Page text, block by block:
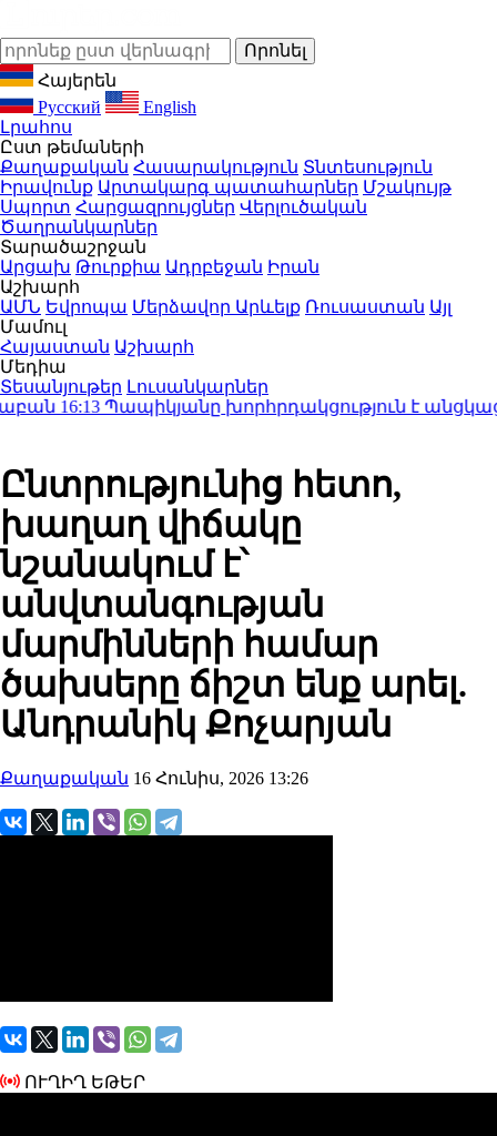
Հայերեն
Русский
English
Լրահոս
Ըստ թեմաների
Քաղաքական Հասարակություն Տնտեսություն
Իրավունք Արտակարգ պատահարներ Մշակույթ
Սպորտ Հարցազրույցներ Վերլուծական
Ծաղրանկարներ
Տարածաշրջան
Արցախ Թուրքիա Ադրբեջան Իրան
Աշխարհ
ԱՄՆ Եվրոպա Մերձավոր Արևելք Ռուսաստան Այլ
Մամուլ
Հայաստան Աշխարհ
Մեդիա
Տեսանյութեր Լուսանկարներ
16:13Պապիկյանը խորհրդակցություն է
Ընտրությունից հետո,
խաղաղ վիճակը
նշանակում է՝
անվտանգության
մարմինների համար
ծախսերը ճիշտ ենք արել.
Անդրանիկ Քոչարյան
Քաղաքական 16 Հունիս, 2026 13:26
ՈՒՂԻՂ ԵԹԵՐ